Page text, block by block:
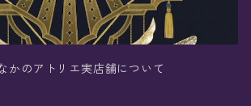
かのアトリエ実店舗について